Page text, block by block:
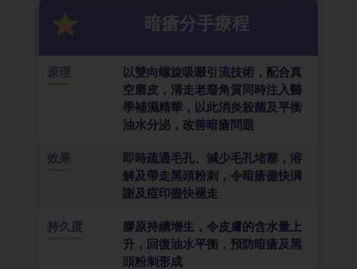
暗瘡分手療程
原理
以雙向螺旋吸啜引流技術，配合真
空磨皮，清走老廢角質同時注入醫
學補濕精華，以此消炎殺菌及平衡
油水分泌，改善暗瘡問題
效果
即時疏通毛孔、減少毛孔堵塞，溶
解及帶走黑頭粉刺，令暗瘡盡快淍
謝及痘印盡快褪走
持久度
膠原持續增生，令皮膚的含水量上
升，回復油水平衡，預防暗瘡及黑
頭粉刺形成